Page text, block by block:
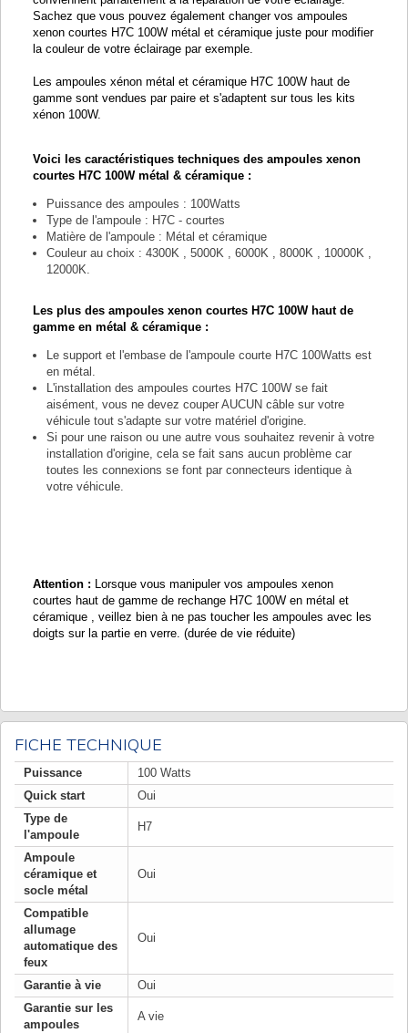
Sachez que vous pouvez également changer vos ampoules
xenon courtes H7C 100W métal et céramique juste pour modifier
la couleur de votre éclairage par exemple.
Les ampoules xénon métal et céramique H7C 100W haut de
gamme sont vendues par paire et s'adaptent sur tous les kits
xénon 100W.
Voici les caractéristiques techniques des ampoules xenon
courtes H7C 100W métal & céramique :
Puissance des ampoules : 100Watts
Type de l'ampoule : H7C - courtes
Matière de l'ampoule : Métal et céramique
Couleur au choix : 4300K , 5000K , 6000K , 8000K , 10000K ,
12000K.
Les plus des ampoules xenon courtes H7C 100W haut de
gamme en métal & céramique :
Le support et l'embase de l'ampoule courte H7C 100Watts est
en métal.
L'installation des ampoules courtes H7C 100W se fait
aisément, vous ne devez couper AUCUN câble sur votre
véhicule tout s'adapte sur votre matériel d'origine.
Si pour une raison ou une autre vous souhaitez revenir à votre
installation d'origine, cela se fait sans aucun problème car
toutes les connexions se font par connecteurs identique à
votre véhicule.
Attention : Lorsque vous manipuler vos ampoules xenon
courtes haut de gamme de rechange H7C 100W en métal et
céramique , veillez bien à ne pas toucher les ampoules avec les
doigts sur la partie en verre. (durée de vie réduite)
FICHE TECHNIQUE
Puissance
100 Watts
Quick start
Oui
Type de
l'ampoule
H7
Ampoule
céramique et
socle métal
Oui
Compatible
allumage
automatique des
feux
Oui
Garantie à vie
Oui
Garantie sur les
ampoules
A vie